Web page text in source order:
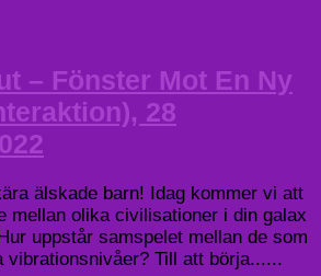
– Fönster Mot En Ny
28
älskade barn! Idag kommer vi att
mellan olika civilisationer i din galax
uppstår samspelet mellan de som
vibrationsnivåer? Till att börja......